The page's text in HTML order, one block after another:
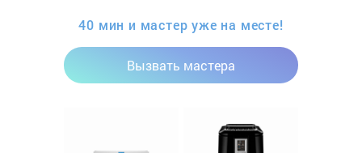
40 мин и мастер уже на месте!
Вызвать мастера